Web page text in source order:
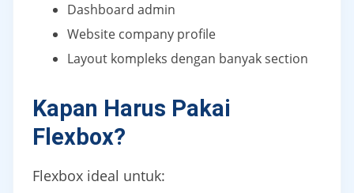
Dashboard admin
Website company profile
Layout kompleks dengan banyak section
Kapan Harus Pakai
Flexbox?
Flexbox ideal untuk: